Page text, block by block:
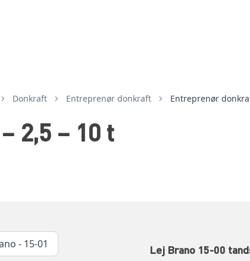
donkraft entreprenør donkraft Entreprenør
2,5 – 10 t
- 15-01
Lej Brano 15-00